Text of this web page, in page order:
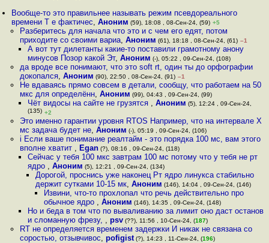
Вообще-то это правильнее называть режим псевдореального
времени Т е фактичес,Аноним (59), 18:08 , 08-Сен-24, (59) +5
Разберитесь для начала что это и с чем его едят, потом
приходите со своими вариа, Аноним (61), 18:18 , 08-Сен-24, (61) –1
А вот тут дилетанты какие-то поставили грамотному анону
минусов Позор какой Эт, Аноним (-), 05:22 , 09-Сен-24, (108)
да вроде все понимают, что это soft rt, один ты до орфографии
докопался, Аноним (90), 22:50 , 08-Сен-24, (91) –1
Не вдаваясь прямо совсем в детали, сообщу, что работаем на 50
мкс для определённ, Аноним (99), 04:43 , 09-Сен-24, (99)
Чёт видосы на сайте не грузятся , Аноним (5), 12:24 , 09-Сен-24,
(135) +2
Это именно гарантии уровня RTOS Например, что на интервале X
мс задача будет не, Аноним (-), 05:19 , 09-Сен-24, (106)
i Если ваше понимание реалтайм - это порядка 100 мс, вам этого
вполне хватит , Egan(?), 08:16 , 09-Сен-24, (118)
Сейчас у тебя 100 мкс завтрам 100 мс потому что у тебя не рт
ядро , Аноним (5), 12:21 , 09-Сен-24, (134)
Дорогой, проснись уже наконец Рт ядро линукса стабильно
держит сутками 10-15 мк,Аноним (146), 14:04 , 09-Сен-24, (146)
Извини, что-то прохлопал что речь действительно про
обычное ядро , Аноним (146), 14:35 , 09-Сен-24, (148)
Но и беда в том что по вываливанию за лимит оно даст останов
и сломанную фрезу, , psv(??), 11:56 , 10-Сен-24, (187)
RT не определяется временем задержки И никак не связана со
соростью, отзывчивос, pofigist(?), 14:23 , 11-Сен-24, (196)